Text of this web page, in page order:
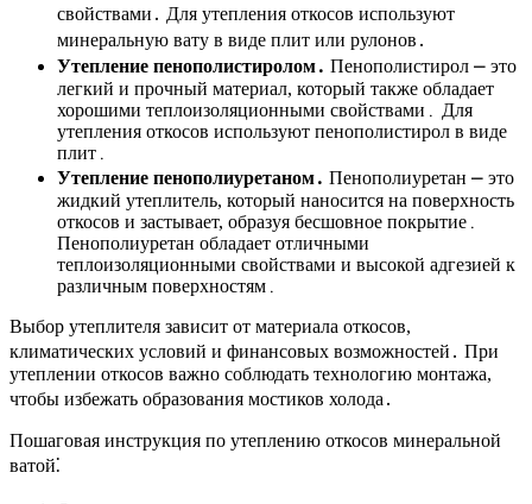
свойствами․ Для утепления откосов используют
минеральную вату в виде плит или рулонов․
Утепление пенополистиролом․ Пенополистирол ⎼ это
легкий и прочный материал, который также обладает
хорошими теплоизоляционными свойствами․ Для
утепления откосов используют пенополистирол в виде
плит․
Утепление пенополиуретаном․ Пенополиуретан ⎼ это
жидкий утеплитель, который наносится на поверхность
откосов и застывает, образуя бесшовное покрытие․
Пенополиуретан обладает отличными
теплоизоляционными свойствами и высокой адгезией к
различным поверхностям․
Выбор утеплителя зависит от материала откосов,
климатических условий и финансовых возможностей․ При
утеплении откосов важно соблюдать технологию монтажа,
чтобы избежать образования мостиков холода․
Пошаговая инструкция по утеплению откосов минеральной
ватой⁚